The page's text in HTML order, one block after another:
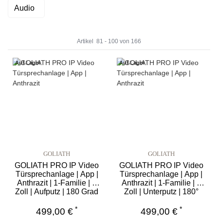
Audio
Artikel 81 - 100 von 166
Auf Lager
GOLIATH
GOLIATH PRO IP Video
Türsprechanlage | App |
Anthrazit | 1-Familie | 7
Zoll | Aufputz | 180 Grad
499,00 € *
Auf Lager
GOLIATH
GOLIATH PRO IP Video
Türsprechanlage | App |
Anthrazit | 1-Familie | 7
Zoll | Unterputz | 180°
499,00 €*